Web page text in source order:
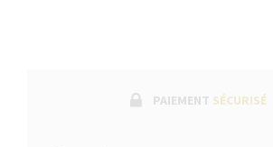
PAIEMENT SÉCURISÉ